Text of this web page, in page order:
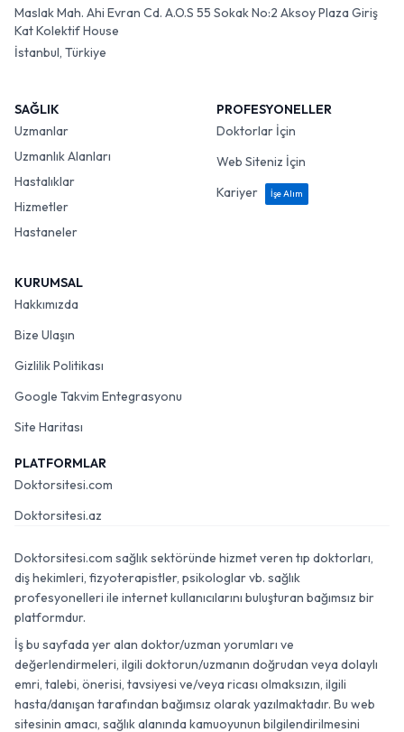
Maslak Mah. Ahi Evran Cd. A.O.S 55 Sokak No:2 Aksoy Plaza Giriş
Kat Kolektif House
İstanbul, Türkiye
SAĞLIK
Uzmanlar
Uzmanlık Alanları
Hastalıklar
Hizmetler
Hastaneler
PROFESYONELLER
Doktorlar İçin
Web Siteniz İçin
Kariyer
İşe Alım
KURUMSAL
Hakkımızda
Bize Ulaşın
Gizlilik Politikası
Google Takvim Entegrasyonu
Site Haritası
PLATFORMLAR
Doktorsitesi.com
Doktorsitesi.az
Doktorsitesi.com sağlık sektöründe hizmet veren tıp doktorları,
diş hekimleri, fizyoterapistler, psikologlar vb. sağlık
profesyonelleri ile internet kullanıcılarını buluşturan bağımsız bir
platformdur.
İş bu sayfada yer alan doktor/uzman yorumları ve
değerlendirmeleri, ilgili doktorun/uzmanın doğrudan veya dolaylı
emri, talebi, önerisi, tavsiyesi ve/veya ricası olmaksızın, ilgili
hasta/danışan tarafından bağımsız olarak yazılmaktadır. Bu web
sitesinin amacı, sağlık alanında kamuoyunun bilgilendirilmesini